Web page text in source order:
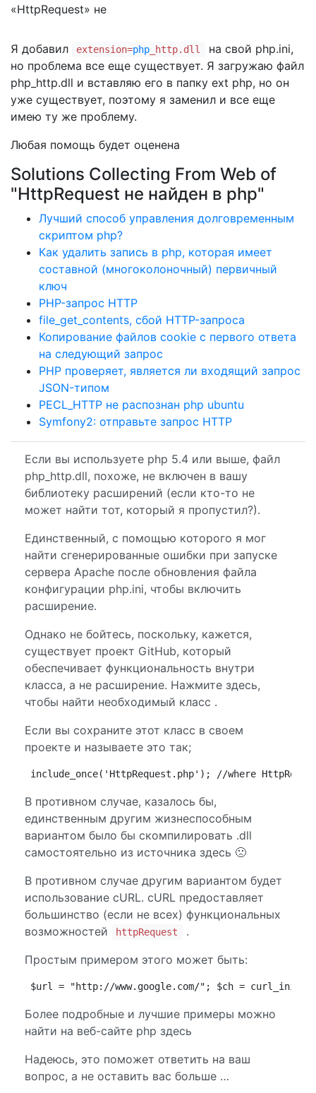
«HttpRequest» не
Я добавил extension=php _http.dll
на свой php.ini,
но проблема все еще существует. Я загружаю файл
php_http.dll и вставляю его в папку ext php, но он
уже существует, поэтому я заменил и все еще
имею ту же проблему.
Любая помощь будет оценена
Solutions Collecting From Web of
"HttpRequest не найден в php"
Лучший способ управления долговременным
скриптом php?
Как удалить запись в php, которая имеет
составной (многоколоночный) первичный
ключ
PHP-запрос HTTP
file_get_contents, сбой HTTP-запроса
Копирование файлов cookie с первого ответа
на следующий запрос
PHP проверяет, является ли входящий запрос
JSON-типом
PECL_HTTP не распознан php ubuntu
Symfony2: отправьте запрос HTTP
Если вы используете php 5.4 или выше, файл
php_http.dll, похоже, не включен в вашу
библиотеку расширений (если кто-то не
может найти тот, который я пропустил?).
Единственный, с помощью которого я мог
найти сгенерированные ошибки при запуске
сервера Apache после обновления файла
конфигурации php.ini, чтобы включить
расширение.
Однако не бойтесь, поскольку, кажется,
существует проект GitHub, который
обеспечивает функциональность внутри
класса, а не расширение. Нажмите здесь,
чтобы найти необходимый класс .
Если вы сохраните этот класс в своем
проекте и называете это так;
include_once('HttpRequest.php'); //where
В противном случае, казалось бы,
единственным другим жизнеспособным
вариантом было бы скомпилировать .dll
самостоятельно из источника здесь 🙁
В противном случае другим вариантом будет
использование cURL. cURL предоставляет
большинство (если не всех) функциональных
возможностей
httpRequest
.
Простым примером этого может быть:
$url = "http://www.google.com/"; $ch = curl_init();
Более подробные и лучшие примеры можно
найти на веб-сайте php здесь
Надеюсь, это поможет ответить на ваш
вопрос, а не оставить вас больше …